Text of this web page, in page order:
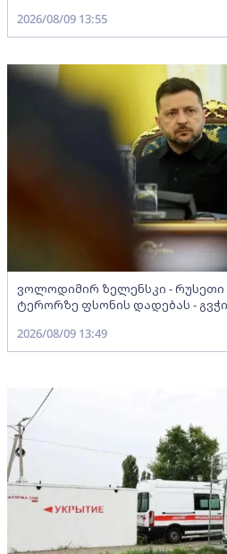
2026/08/09 13:55
ვოლოდიმირ ზელენსკი -
ტერორზე ფსონის დადებას -
2026/08/09 13:49